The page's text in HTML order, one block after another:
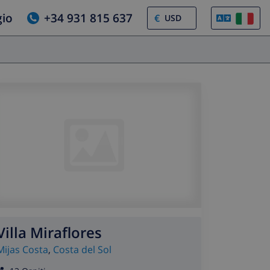
+34 931 815 637 €
Miraflores
Costa, Costa del Sol